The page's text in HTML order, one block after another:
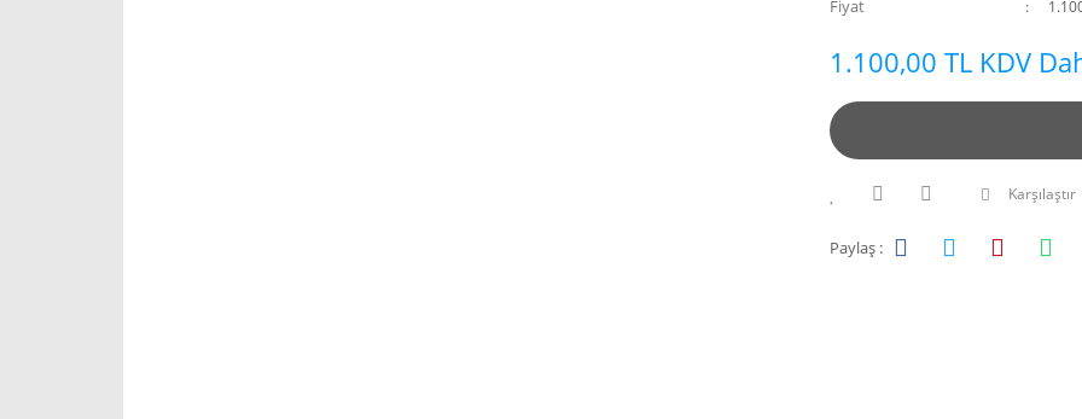
Fiyat
1.100,00 TL KDV
Karşılaştır
Paylaş :